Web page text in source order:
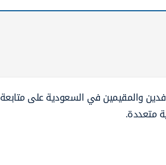
والمقيمين في السعودية على متابعة
متعددة.